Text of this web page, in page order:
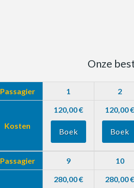
Onze
Passagier 1 2
Kosten
120,00 €
Boek
120,00 €
Boek
Passagier 9 10
280,00 € 280,00 €